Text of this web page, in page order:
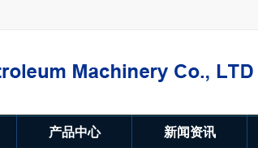
产品中心 新闻资讯